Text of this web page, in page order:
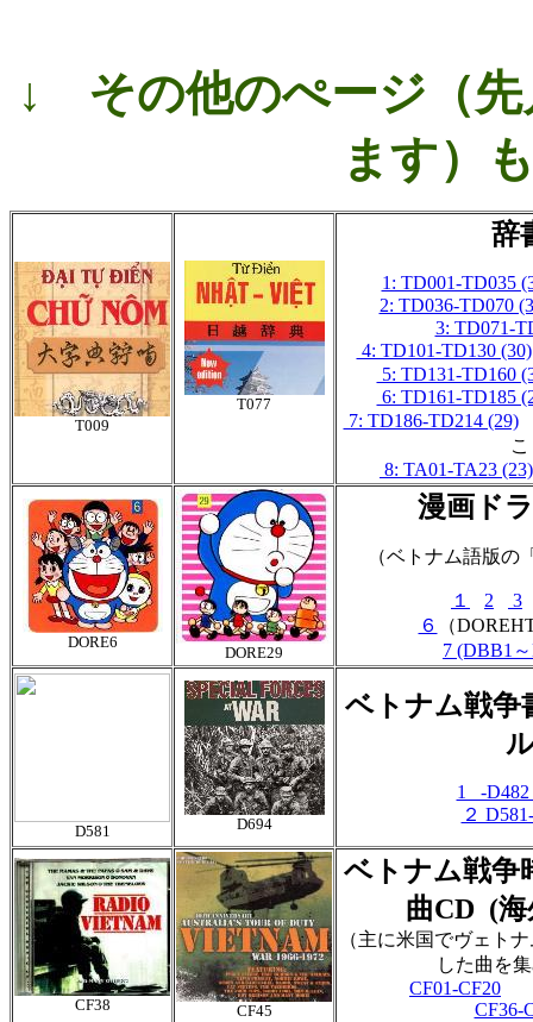
↓
その他のぺージ（
ます）
T009
T077
辞
1: TD001-TD035
2: TD036-TD070
3: TD071-
4: TD101-TD130 (30)
5: TD131-TD160
6: TD161-TD185
7: TD186-TD214 (29)
こ
8: TA01-TA23 (23)
DORE6
DORE29
漫画ド
（ベトナム語版の
１ 2
3
６
（
7 (DBB1
D581 D694
ベトナム戦争
1 -
２
CF38 CF45
ベトナム戦争
曲CD (海
（主に米国でヴェト
した曲を
CF01-CF20
CF36-